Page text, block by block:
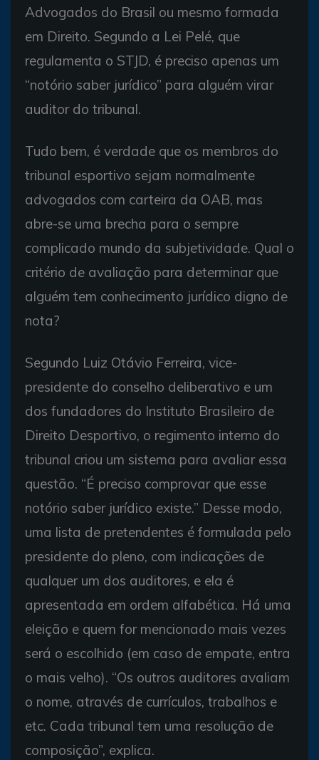
Advogados do Brasil ou mesmo formada
em Direito. Segundo a Lei Pelé, que
regulamenta o STJD, é preciso apenas um
“notório saber jurídico” para alguém virar
auditor do tribunal.
Tudo bem, é verdade que os membros do
tribunal esportivo sejam normalmente
advogados com carteira da OAB, mas
abre-se uma brecha para o sempre
complicado mundo da subjetividade. Qual o
critério de avaliação para determinar que
alguém tem conhecimento jurídico digno de
nota?
Segundo Luiz Otávio Ferreira, vice-
presidente do conselho deliberativo e um
dos fundadores do Instituto Brasileiro de
Direito Desportivo, o regimento interno do
tribunal criou um sistema para avaliar essa
questão. “É preciso comprovar que esse
notório saber jurídico existe.” Desse modo,
uma lista de pretendentes é formulada pelo
presidente do pleno, com indicações de
qualquer um dos auditores, e ela é
apresentada em ordem alfabética. Há uma
eleição e quem for mencionado mais vezes
será o escolhido (em caso de empate, entra
o mais velho). “Os outros auditores avaliam
o nome, através de currículos, trabalhos e
etc. Cada tribunal tem uma resolução de
composição”, explica.